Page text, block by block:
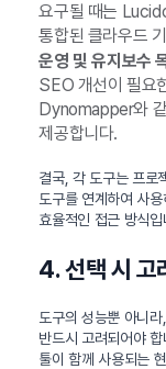
요구될 때는
통합된 클라우드
운영 및 유지보수
SEO 개선이 필요
Dynomapper와
제공합니다.
결국, 각 도구는 프로
도구를 연계하여 사
효율적인 접근 방식입
4. 선택 시 고
도구의 성능뿐 아니
반드시 고려되어야
툴이 함께 사용되는